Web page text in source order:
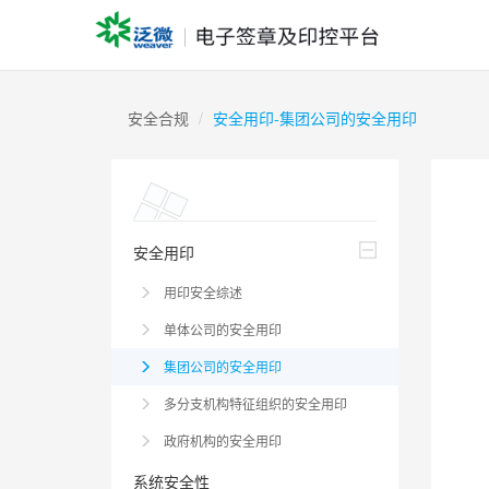
安全合规 安全用印-集团公司的安全用印
安全用印
用印安全综述
单体公司的安全用印
集团公司的安全用印
多分支机构特征组织的安全用印
政府机构的安全用印
系统安全性